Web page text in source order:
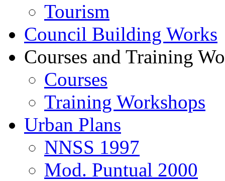
Tourism
Council Building Works
Courses and Training
Courses
Training Workshops
Urban Plans
NNSS 1997
Mod. Puntual 2000